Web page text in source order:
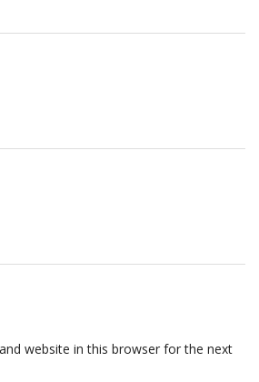
website in this browser for the next